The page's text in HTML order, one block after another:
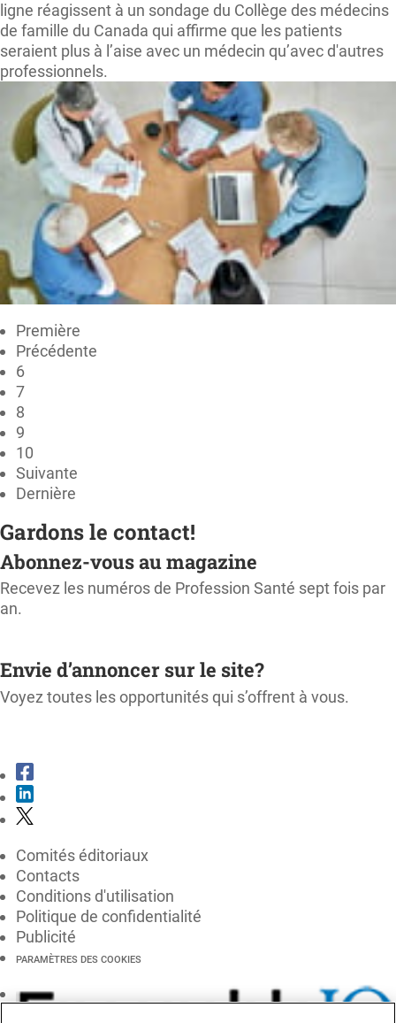
ligne réagissent à un sondage du Collège des médecins
de famille du Canada qui affirme que les patients
seraient plus à l’aise avec un médecin qu’avec d'autres
professionnels.
Première
Précédente
6
7
8
9
10
Suivante
Dernière
Gardons le contact!
Abonnez-vous au magazine
Recevez les numéros de Profession Santé sept fois par
an.
Envie d’annoncer sur le site?
Voyez toutes les opportunités qui s’offrent à vous.
Comités éditoriaux
Contacts
Conditions d'utilisation
Politique de confidentialité
Publicité
PARAMÈTRES DES COOKIES